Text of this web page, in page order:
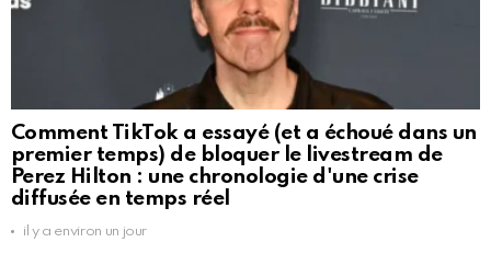
Comment TikTok a essayé (et a échoué dans un
premier temps) de bloquer le livestream de
Perez Hilton : une chronologie d'une crise
diffusée en temps réel
il y a environ un jour